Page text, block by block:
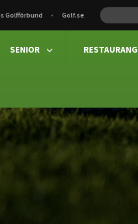
Golfförbund Golf.se
SENIOR  RESTAURANG